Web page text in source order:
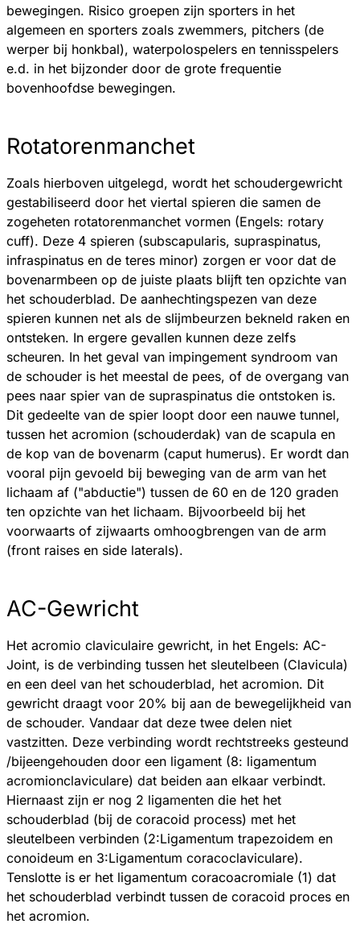
bewegingen. Risico groepen zijn sporters in het
algemeen en sporters zoals zwemmers, pitchers (de
werper bij honkbal), waterpolospelers en tennisspelers
e.d. in het bijzonder door de grote frequentie
bovenhoofdse bewegingen.
Rotatorenmanchet
Zoals hierboven uitgelegd, wordt het schoudergewricht
gestabiliseerd door het viertal spieren die samen de
zogeheten rotatorenmanchet vormen (Engels: rotary
cuff). Deze 4 spieren (subscapularis, supraspinatus,
infraspinatus en de teres minor) zorgen er voor dat de
bovenarmbeen op de juiste plaats blijft ten opzichte van
het schouderblad. De aanhechtingspezen van deze
spieren kunnen net als de slijmbeurzen bekneld raken en
ontsteken. In ergere gevallen kunnen deze zelfs
scheuren. In het geval van impingement syndroom van
de schouder is het meestal de pees, of de overgang van
pees naar spier van de supraspinatus die ontstoken is.
Dit gedeelte van de spier loopt door een nauwe tunnel,
tussen het acromion (schouderdak) van de scapula en
de kop van de bovenarm (caput humerus). Er wordt dan
vooral pijn gevoeld bij beweging van de arm van het
lichaam af ("abductie") tussen de 60 en de 120 graden
ten opzichte van het lichaam. Bijvoorbeeld bij het
voorwaarts of zijwaarts omhoogbrengen van de arm
(front raises en side laterals).
AC-Gewricht
Het acromio claviculaire gewricht, in het Engels: AC-
Joint, is de verbinding tussen het sleutelbeen (Clavicula)
en een deel van het schouderblad, het acromion. Dit
gewricht draagt voor 20% bij aan de bewegelijkheid van
de schouder. Vandaar dat deze twee delen niet
vastzitten. Deze verbinding wordt rechtstreeks gesteund
/bijeengehouden door een ligament (8: ligamentum
acromionclaviculare) dat beiden aan elkaar verbindt.
Hiernaast zijn er nog 2 ligamenten die het het
schouderblad (bij de coracoid process) met het
sleutelbeen verbinden (2:Ligamentum trapezoidem en
conoideum en 3:Ligamentum coracoclaviculare).
Tenslotte is er het ligamentum coracoacromiale (1) dat
het schouderblad verbindt tussen de coracoid proces en
het acromion.